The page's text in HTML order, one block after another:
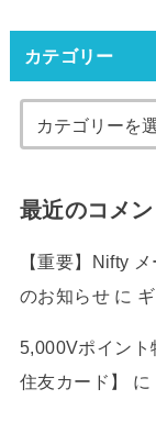
カテゴリー
最近のコメン
【重要】Nifty
のお知らせに
5,000Vポイント
住友カード】
に